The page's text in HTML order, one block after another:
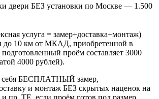
двери БЕЗ установки по Москве — 1.500
услуга = замер+доставка+монтаж)
до 10 км от МКАД, приобретенной в
проём составляет 3000
4000 рублей).
себя БЕСПЛАТНЫЙ замер,
и монтаж БЕЗ скрытых наценок на
пр. ТЕ, если проём готов под размер